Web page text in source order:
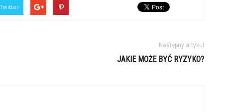
Twitter
Następny artykuł
JAKIE MOŻE BYĆ RYZYKO?